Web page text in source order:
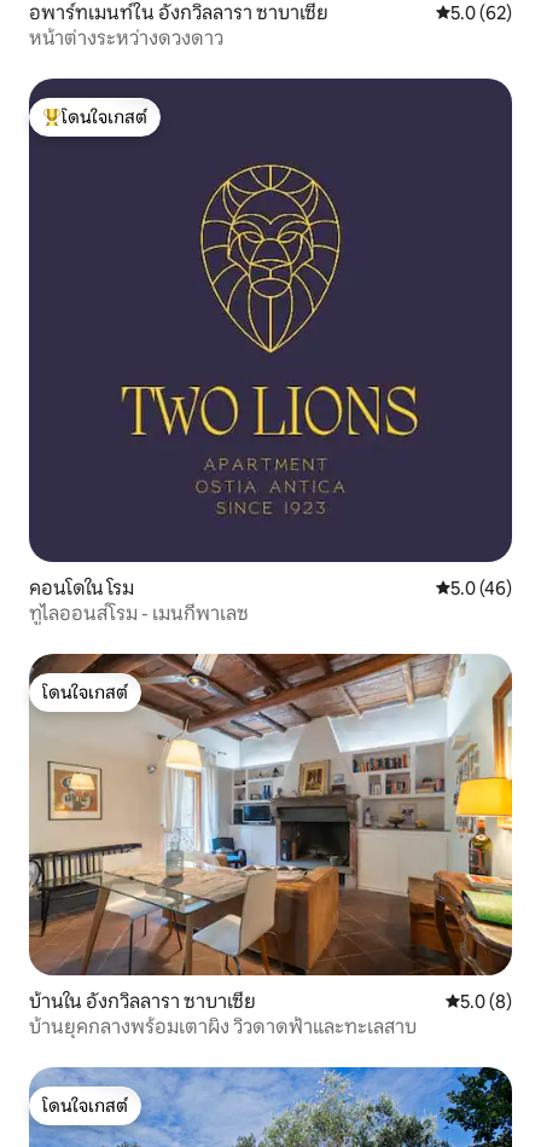
อพาร์ทเมนท์ใน อังกวิลลารา ซาบาเซีย คะแนนเฉลี่ย
5.0 (62)
หน้าต่างระหว่างดวงดาว
โดนใจเกสต์ที่สุด
โดนใจเกสต์
คอนโดใน โรม คะแนนเฉลี่ย
5.0 (46)
ทูไลออนส์โรม - เมนกีพาเลซ
โดนใจเกสต์
โดนใจเกสต์
บ้านใน อังกวิลลารา ซาบาเซีย คะแนนเฉลี่
5.0 (8)
บ้านยุคกลางพร้อมเตาผิง วิวดาดฟ้าและทะเลสาบ
โดนใจเกสต์
โดนใจเกสต์